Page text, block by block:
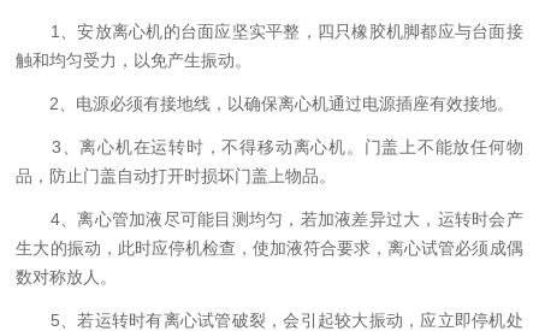
1、安放离心机的台面应坚实平整，四只橡胶机脚都应与台面接
触和均匀受力，以免产生振动。
2、电源必须有接地线，以确保离心机通过电源插座有效接地。
3、离心机在运转时，不得移动离心机。门盖上不能放任何物
品，防止门盖自动打开时损坏门盖上物品。
4、离心管加液尽可能目测均匀，若加液差异过大，运转时会产
生大的振动，此时应停机检查，使加液符合要求，离心试管必须成偶
数对称放人。
5、若运转时有离心试管破裂，会引起较大振动，应立即停机处